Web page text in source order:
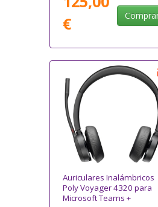
€
Auriculares Inalámbricos
Poly Voyager 4320 para
Microsoft Teams +